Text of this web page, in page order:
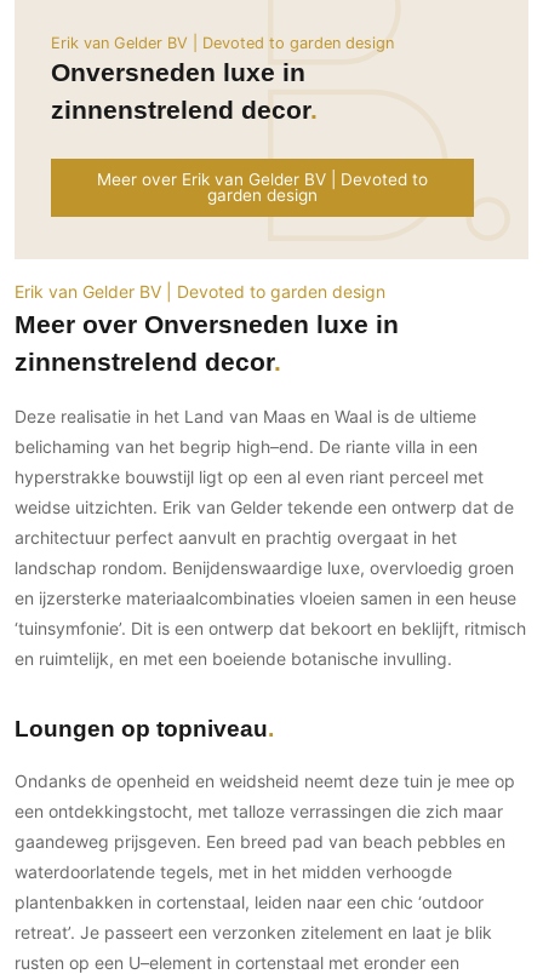
Inrichting
Roomdividers
Verlichting
Haarden
Glas
Interieurbouw
Trappen
Keuken
Keukens
Keukenbladen
Keukenaccessoires
Keukenkranen
Ramen en deuren
Aluminium deuren
Stalen deuren
Systeemwanden
Deurbeslag
Raambeslag
Meubelbeslag
Buitendeuren
Deursystemen
Glazen wandsystemen
Garagedeuren
Zonwering
Buitenshutters
Overig
Autolift
3D visualisaties
Gevel
Gevelbekleding
Gevelstenen
Houten gevelbekleding
Stucwerk
Tuinverlichting
Omheining
Tuin wellness
Houten buitenvloeren
Natuursteen en keramiek
buitenvloeren
Vlonders
Zonwering
Zonwering buiten
Serre/Veranda
Thuisbioscoop
Toilet
Wijnkelder
Woonkamer
Buitenkijken
Villa
Zwembad
Zakelijk
Horeca
Kantoor
Erik van Gelder BV | Devoted to garden design
Onversneden luxe in
zinnenstrelend decor
Meer over Erik van Gelder BV | Devoted to
garden design
Erik van Gelder BV | Devoted to garden design
Meer over Onversneden luxe in
zinnenstrelend decor
Deze realisatie in het Land van Maas en Waal is de ultieme
belichaming van het begrip high–end. De riante villa in een
hyperstrakke bouwstijl ligt op een al even riant perceel met
weidse uitzichten. Erik van Gelder tekende een ontwerp dat de
architectuur perfect aanvult en prachtig overgaat in het
landschap rondom. Benijdenswaardige luxe, overvloedig groen
en ijzersterke materiaalcombinaties vloeien samen in een heuse
‘tuinsymfonie’. Dit is een ontwerp dat bekoort en beklijft, ritmisch
en ruimtelijk, en met een boeiende botanische invulling.
Loungen op topniveau
Ondanks de openheid en weidsheid neemt deze tuin je mee op
een ontdekkingstocht, met talloze verrassingen die zich maar
gaandeweg prijsgeven. Een breed pad van beach pebbles en
waterdoorlatende tegels, met in het midden verhoogde
plantenbakken in cortenstaal, leiden naar een chic ‘outdoor
retreat’. Je passeert een verzonken zitelement en laat je blik
rusten op een U–element in cortenstaal met eronder een